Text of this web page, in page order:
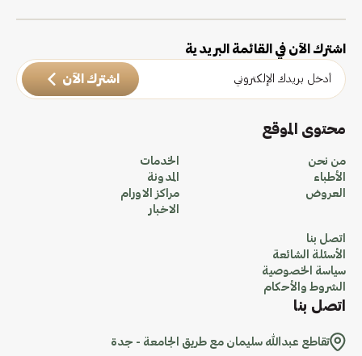
اشترك الآن في القائمة البريدية
اشترك الآن
محتوى الموقع
من نحن
الأطباء
العروض
الخدمات
المدونة
مراكز الاورام
الاخبار
اتصل بنا
الأسئلة الشائعة
سياسة الخصوصية
الشروط والأحكام
اتصل بنا
تقاطع عبدالله سليمان مع طريق الجامعة - جدة